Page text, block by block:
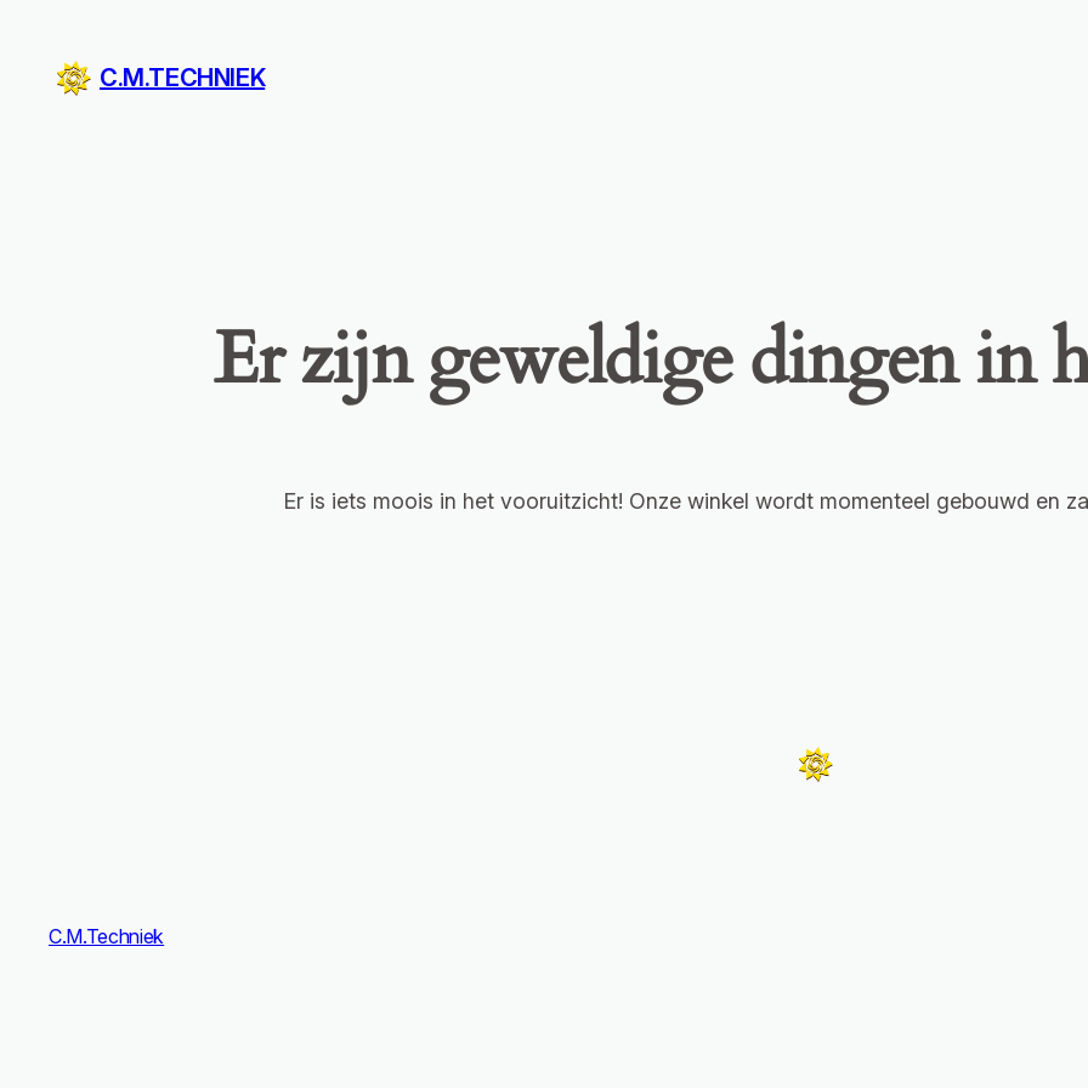
C.M.TECHNIEK
Er zijn geweldige dingen in
Er is iets moois in het vooruitzicht! Onze winkel wordt momenteel gebouwd en
C.M.Techniek